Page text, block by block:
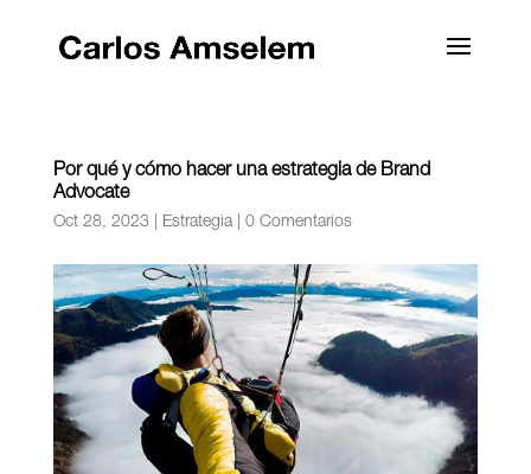
Por qué y cómo hacer una estrategia de Brand
Advocate
Oct 28, 2023 Estrategia| 0 Comentarios